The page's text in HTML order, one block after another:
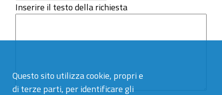
Questo sito utilizza cookie, propri e
di terze parti, per identificare gli
Inserire il testo della richiesta